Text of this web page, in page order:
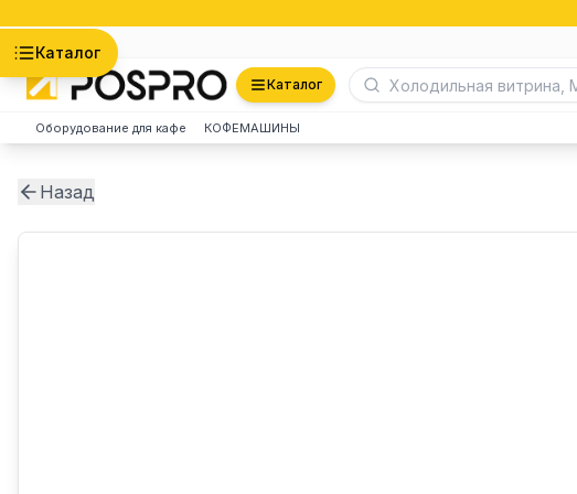
Каталог
Каталог
Оборудование для кафе КОФЕМАШИНЫ
Назад